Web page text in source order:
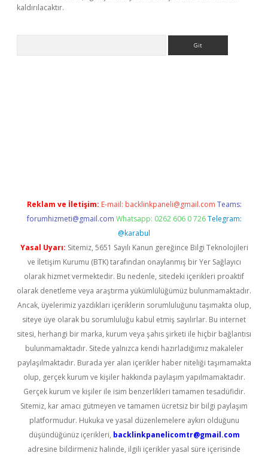
kaldırılacaktır.
Reklam ve İletişim: E-mail: backlinkpaneli@gmail.com Teams:
forumhizmeti@gmail.com Whatsapp: 0262 606 0 726 Telegram:
@karabul
Yasal Uyarı: Sitemiz, 5651 Sayılı Kanun gereğince Bilgi Teknolojileri
ve İletişim Kurumu (BTK) tarafından onaylanmış bir Yer Sağlayıcı
olarak hizmet vermektedir. Bu nedenle, sitedeki içerikleri proaktif
olarak denetleme veya araştırma yükümlülüğümüz bulunmamaktadır.
Ancak, üyelerimiz yazdıkları içeriklerin sorumluluğunu taşımakta olup,
siteye üye olarak bu sorumluluğu kabul etmiş sayılırlar. Bu internet
sitesi, herhangi bir marka, kurum veya şahıs şirketi ile hiçbir bağlantısı
bulunmamaktadır. Sitede yalnızca kendi hazırladığımız makaleler
paylaşılmaktadır. Burada yer alan içerikler haber niteliği taşımamakta
olup, gerçek kurum ve kişiler hakkında paylaşım yapılmamaktadır.
Gerçek kurum ve kişiler ile isim benzerlikleri tamamen tesadüfidir.
Sitemiz, kar amacı gütmeyen ve tamamen ücretsiz bir bilgi paylaşım
platformudur. Hukuka ve yasal düzenlemelere aykırı olduğunu
düşündüğünüz içerikleri, backlinkpanelicomtr@gmail.com
adresine bildirmeniz halinde, ilgili içerikler yasal süre içerisinde